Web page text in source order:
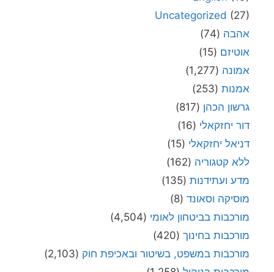
Uncategorized (27)
אהבה (74)
אוטיזם (15)
אמונה (1,277)
אמנות (253)
גרשון הכהן (817)
דור יחזקאלי (16)
דניאל יחזקאלי (15)
ללא קטגוריה (162)
מדע ועתידנות (135)
מוסיקה וסאונד (8)
מורכבות בביטחון לאומי (4,504)
מורכבות בחינוך (420)
מורכבות במשפט, בשיטור ובאכיפת חוק (2,103)